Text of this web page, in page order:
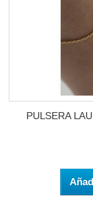
PULSERA